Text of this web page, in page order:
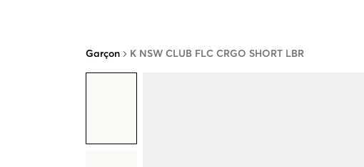
Garçon K NSW CLUB FLC CRGO SHORT LBR